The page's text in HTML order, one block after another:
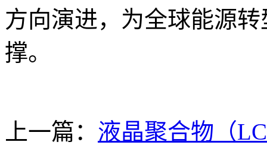
方向演进，为全球能源
撑。
上一篇： 液晶聚合物（